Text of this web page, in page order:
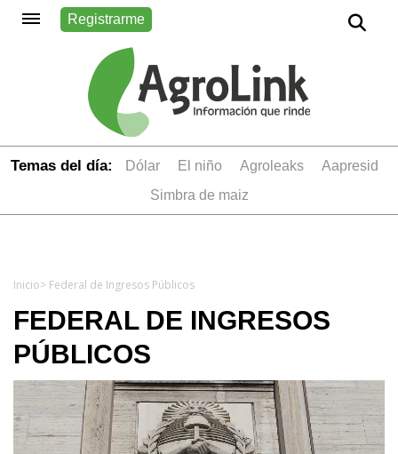
Registrarme
Temas del día: dólar el niño Agroleaks
aapresid
simbra de maiz
Inicio> Federal de Ingresos Públicos
FEDERAL DE INGRESOS
PÚBLICOS